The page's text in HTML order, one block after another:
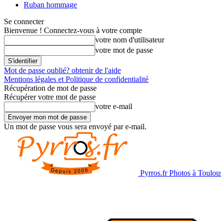
Ruban hommage
Se connecter
Bienvenue ! Connectez-vous à votre compte
votre nom d'utilisateur
votre mot de passe
Mot de passe oublié? obtenir de l'aide
Mentions légales et Politique de confidentialité
Récupération de mot de passe
Récupérer votre mot de passe
votre e-mail
Un mot de passe vous sera envoyé par e-mail.
Pyrros.fr Photos à